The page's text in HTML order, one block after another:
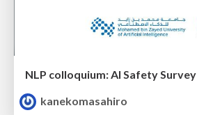
NLP colloquium: AI Safety Survey
kanekomasahiro